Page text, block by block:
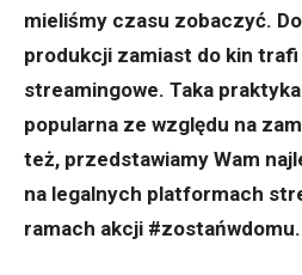
mieliśmy czasu zobaczyć.
produkcji zamiast do kin
streamingowe. Taka
popularna ze względu na
też, przedstawiamy Wam
na legalnych platformach
ramach akcji #zostańwdomu.